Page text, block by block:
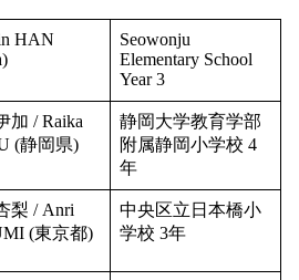
HAN
Seowonju
Elementary School
Year 3
加 / Raika
(静岡県)
静岡大学教育学部
附属静岡小学校 4
年
梨 / Anri
(東京都)
中央区立日本橋小
学校 3年